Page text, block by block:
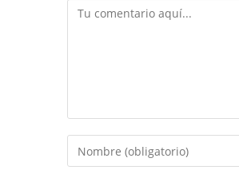
Comentario
Introduce
tu